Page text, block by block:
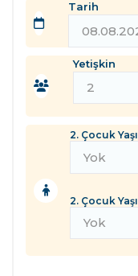
Tarih
Yetişkin
2. Çocuk Yaşı
2. Çocuk Yaşı